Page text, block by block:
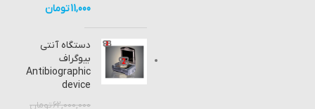
11,000تومان
دستگاه آنتی
بیوگراف
Antibiographic
device
62,000,000تومان